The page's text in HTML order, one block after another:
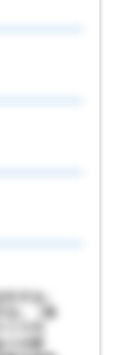
手当」
」（規
千円
日間